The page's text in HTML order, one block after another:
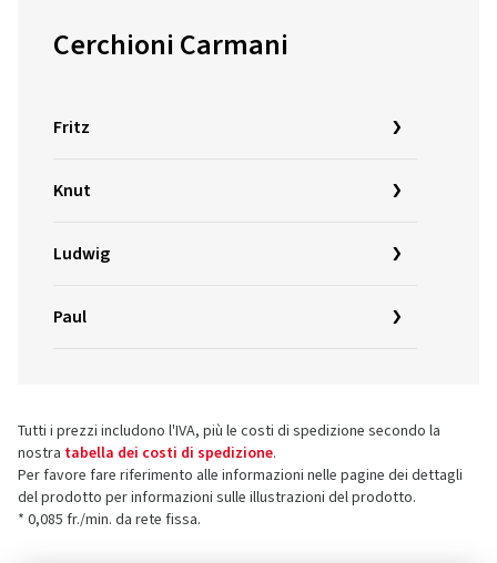
Cerchioni Carmani
Fritz
Knut
Ludwig
Paul
Tutti i prezzi includono l'IVA, più le costi di spedizione secondo la
nostra tabella dei costi di spedizione.
Per favore fare riferimento alle informazioni nelle pagine dei dettagli
del prodotto per informazioni sulle illustrazioni del prodotto.
* 0,085 fr./min. da rete fissa.